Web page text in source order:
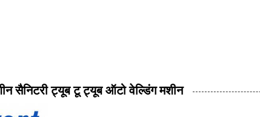
सैनिटरी ट्यूब टू ट्यूब ऑटो वेल्डिंग मशीन